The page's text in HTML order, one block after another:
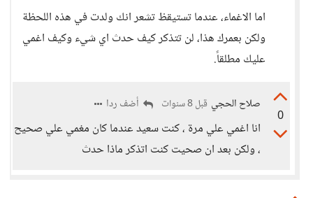
اما الاغماء، عندما تستيقظ تشعر انك ولدت في هذه اللحظة
ولكن بعمرك هذا، لن تتذكر كيف حدث اي شيء وكيف اغمي
عليك مطلقاً.
0
صلاح الحجي قبل 8 سنوات أضف ردا
انا اغمي علي مرة ، كنت سعيد عندما كان مغمي علي صحيح
، ولكن بعد ان صحيت كنت اتذكر ماذا حدث